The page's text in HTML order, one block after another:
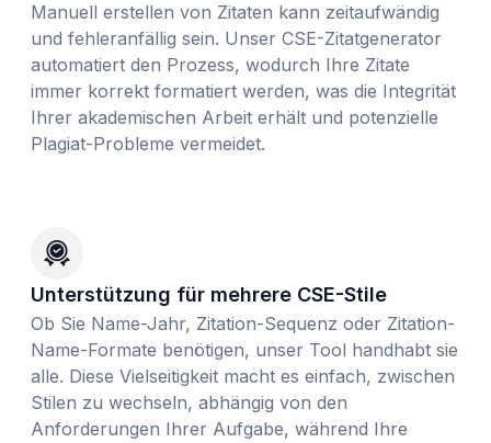
Manuell erstellen von Zitaten kann zeitaufwändig
und fehleranfällig sein. Unser CSE-Zitatgenerator
automatiert den Prozess, wodurch Ihre Zitate
immer korrekt formatiert werden, was die Integrität
Ihrer akademischen Arbeit erhält und potenzielle
Plagiat-Probleme vermeidet.
Unterstützung für mehrere CSE-Stile
Ob Sie Name-Jahr, Zitation-Sequenz oder Zitation-
Name-Formate benötigen, unser Tool handhabt sie
alle. Diese Vielseitigkeit macht es einfach, zwischen
Stilen zu wechseln, abhängig von den
Anforderungen Ihrer Aufgabe, während Ihre